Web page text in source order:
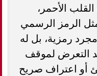
الأحمر،
الرمز الرسمي
رمزية، بل له
التعرض لموقف
أو اعتراف صريح